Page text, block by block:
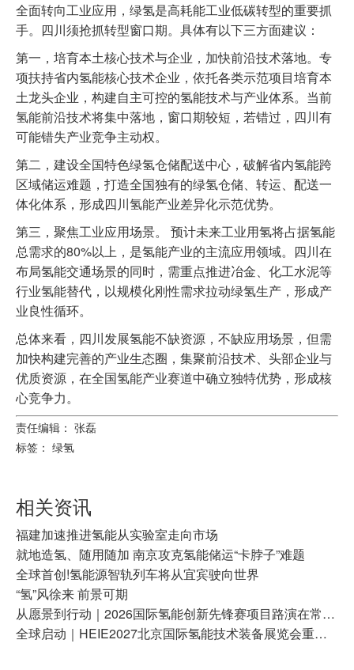
全面转向工业应用，绿氢是高耗能工业低碳转型的重要抓
手。四川须抢抓转型窗口期。具体有以下三方面建议：
第一，培育本土核心技术与企业，加快前沿技术落地。专
项扶持省内氢能核心技术企业，依托各类示范项目培育本
土龙头企业，构建自主可控的氢能技术与产业体系。当前
氢能前沿技术将集中落地，窗口期较短，若错过，四川有
可能错失产业竞争主动权。
第二，建设全国特色绿氢仓储配送中心，破解省内氢能跨
区域储运难题，打造全国独有的绿氢仓储、转运、配送一
体化体系，形成四川氢能产业差异化示范优势。
第三，聚焦工业应用场景。 预计未来工业用氢将占据氢能
总需求的80%以上，是氢能产业的主流应用领域。四川在
布局氢能交通场景的同时，需重点推进冶金、化工水泥等
行业氢能替代，以规模化刚性需求拉动绿氢生产，形成产
业良性循环。
总体来看，四川发展氢能不缺资源，不缺应用场景，但需
加快构建完善的产业生态圈，集聚前沿技术、头部企业与
优质资源，在全国氢能产业赛道中确立独特优势，形成核
心竞争力。
责任编辑： 张磊
标签： 绿氢
相关资讯
福建加速推进氢能从实验室走向市场
就地造氢、随用随加 南京攻克氢能储运“卡脖子”难题
全球首创!氢能源智轨列车将从宜宾驶向世界
“氢”风徐来 前景可期
从愿景到行动｜2026国际氢能创新先锋赛项目路演在常州成功举办
全球启动｜HEIE2027北京国际氢能技术装备展览会重磅启幕！